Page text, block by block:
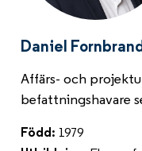
Daniel
Affärs- och
befattningshavare
Född: 1979